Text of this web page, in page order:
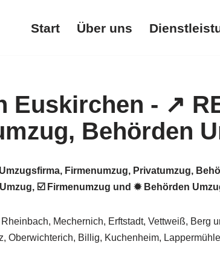
Start Über uns
Firmenumzug, Privatumzug,
☑️ Firmenumzug und ✹ Behörden